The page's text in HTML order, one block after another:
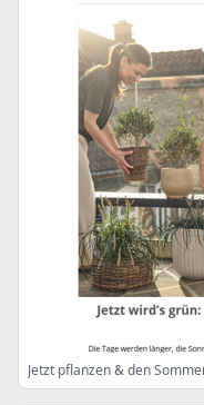
Jetzt pflanzen & den